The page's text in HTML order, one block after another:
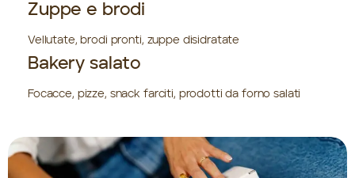
Zuppe e brodi
Vellutate, brodi pronti, zuppe disidratate
Bakery salato
Focacce, pizze, snack farciti, prodotti da forno salati